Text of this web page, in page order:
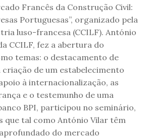
Francês da Construção Civil:
Portuguesas”, organizado pela
luso-francesa (CCILF). António
CCILF, fez a abertura do
temas: o destacamento de
de um estabelecimento
à internacionalização, as
e o testemunho de uma
BPI, participou no seminário,
que tal como António Vilar têm
do mercado